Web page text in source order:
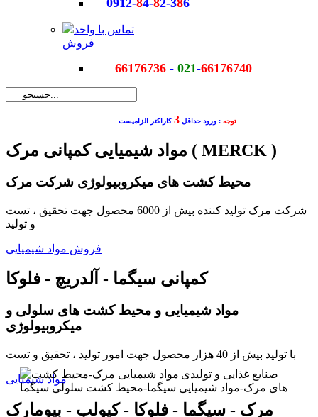
0912-84-82-386
تماس با واحد
فروش
66176736- 021-66176740
توجه : ورود حداقل3کاراکتر الزامیست
مواد شیمیایی کمپانی مرک ( MERCK )
محیط کشت های میکروبیولوژی شرکت مرک
شرکت مرک تولید کننده بیش از 6000 محصول جهت تحقیق ، تست
و تولید
فروش مواد شیمیایی
کمپانی سیگما - آلدریچ - فلوکا
مواد شیمیایی و محیط کشت های سلولی و
میکروبیولوژی
با تولید بیش از 40 هزار محصول جهت امور تولید ، تحقیق و تست
مواد شیمیایی
مرک - سیگما - فلوکا - کیولب - بیومارک